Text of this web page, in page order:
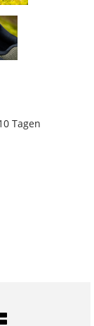
Tagen